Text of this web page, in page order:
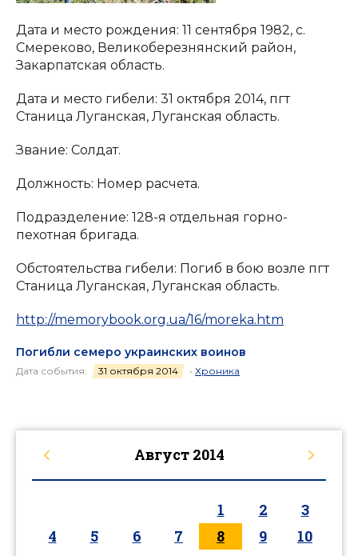
Дата и место рождения: 11 сентября 1982, с.
Смереково, Великоберезнянский район,
Закарпатская область.
Дата и место гибели: 31 октября 2014, пгт
Станица Луганская, Луганская область.
Звание: Солдат.
Должность: Номер расчета.
Подразделение: 128-я отдельная горно-
пехотная бригада.
Обстоятельства гибели: Погиб в бою возле пгт
Станица Луганская, Луганская область.
http://memorybook.org.ua/16/moreka.htm
Погибли семеро украинских воинов
Дата события: 31 октября 2014 • Хроника
Август 2014
1 2
3
4
5 6 7 8 9
10